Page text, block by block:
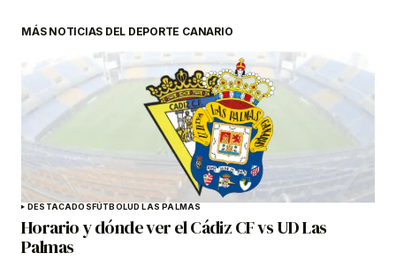
MÁS NOTICIAS DEL DEPORTE CANARIO
DESTACADOSFÚTBOLUD LAS PALMAS
Horario y dónde ver el Cádiz CF vs UD Las
Palmas